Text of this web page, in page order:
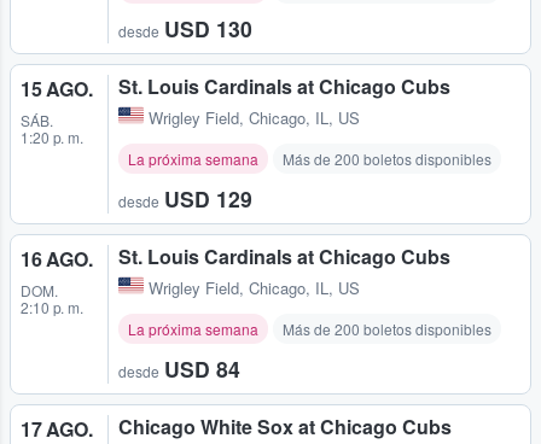
desde USD 130
15 AGO.
SÁB.
1:20 p. m.
St. Louis Cardinals at Chicago Cubs
Wrigley Field, Chicago, IL, US
La próxima semana Más de 200 boletos disponibles
desde USD 129
16 AGO.
DOM.
2:10 p. m.
St. Louis Cardinals at Chicago Cubs
Wrigley Field, Chicago, IL, US
La próxima semana Más de 200 boletos disponibles
desde USD 84
17 AGO. Chicago White Sox at Chicago Cubs